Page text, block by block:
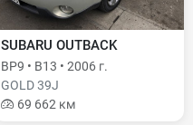
SUBARU OUTBACK
BP9 • B13 • 2006 г.
GOLD 39J
69 662 км